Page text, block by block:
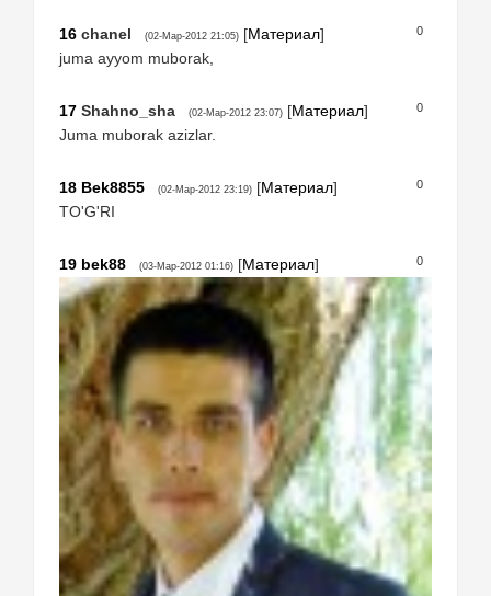
0
16 chanel (02-Мар-2012 21:05) [Материал]
juma ayyom muborak,
0
17 Shahno_sha (02-Мар-2012 23:07) [Материал]
Juma muborak azizlar.
0
18 Bek8855 (02-Мар-2012 23:19) [Материал]
TO'G'RI
0
19 bek88 (03-Мар-2012 01:16) [Материал]